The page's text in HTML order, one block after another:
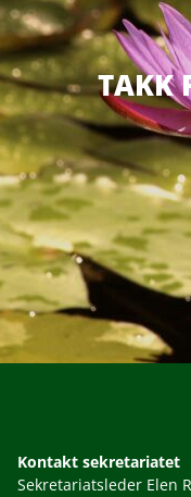
TAKK
Kontakt sekretariatet
Sekretariatsleder Elen